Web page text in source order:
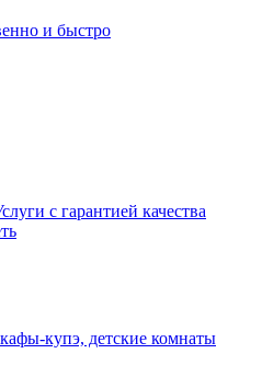
и быстро
с гарантией качества
купэ, детские комнаты